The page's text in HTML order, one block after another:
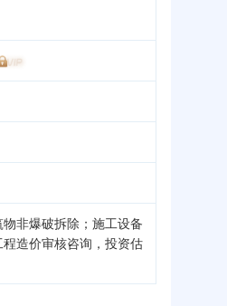
非爆破拆除；施工设备
造价审核咨询，投资估